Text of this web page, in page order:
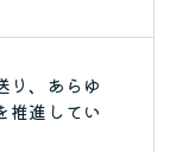
り、あらゆ
推進してい